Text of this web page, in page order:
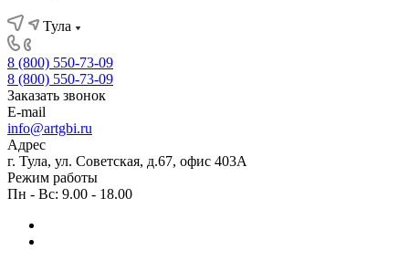
Тула
8 (800) 550-73-09
8 (800) 550-73-09
Заказать звонок
E-mail
info@artgbi.ru
Адрес
г. Тула, ул. Советская, д.67, офис 403А
Режим работы
Пн - Вс: 9.00 - 18.00